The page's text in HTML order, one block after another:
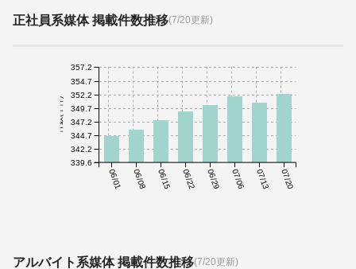
正社員系媒体 掲載件数推移(7/20更新)
06/01 06/08 06/15 06/22 06/29 07/06 07/13 07/20
件数(千件)
339.6
342.2
344.7
347.2
349.7
352.2
354.7
357.2
アルバイト系媒体 掲載件数推移(7/20更新)